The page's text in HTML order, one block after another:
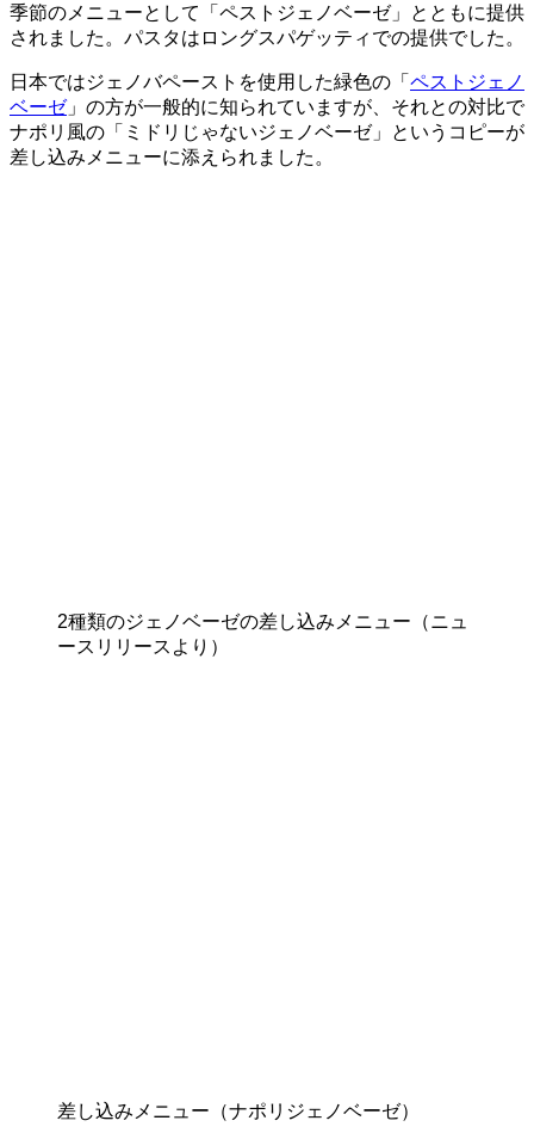
季節のメニューとして「ペストジェノベーゼ」とともに提供
されました。パスタはロングスパゲッティでの提供でした。
日本ではジェノバペーストを使用した緑色の「 ペストジェノ
ベーゼ」の方が一般的に知られていますが、それとの対比で
ナポリ風の「ミドリじゃないジェノベーゼ」というコピーが
差し込みメニューに添えられました。
2種類のジェノベーゼの差し込みメニュー（ニュ
ースリリースより）
差し込みメニュー（ナポリジェノベーゼ）